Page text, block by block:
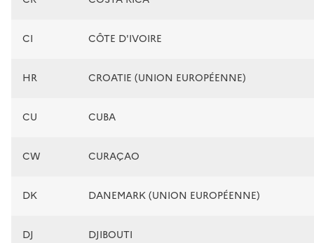
CI CÔTE D'IVOIRE
HR CROATIE (UNION EUROPÉENNE)
CU CUBA
CW CURAÇAO
DK DANEMARK (UNION EUROPÉENNE)
DJ DJIBOUTI